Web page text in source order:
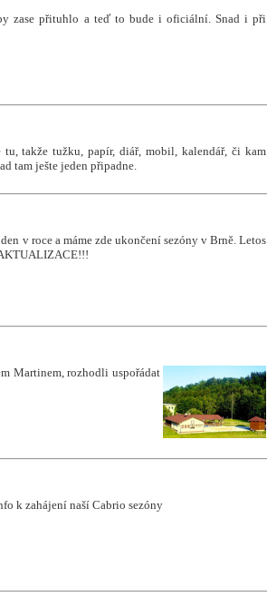
zase přituhlo a teď to bude i oficiální. Snad i při
takže tužku, papír, diář, mobil, kalendář, či kam
tam ješte jeden připadne.
v roce a máme zde ukončení sezóny v Brně. Letos
Martinem, rozhodli uspořádat
k zahájení naší Cabrio sezóny